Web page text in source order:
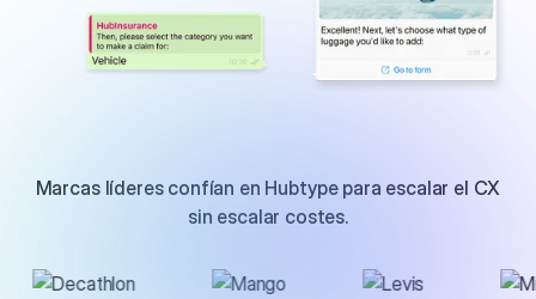
Marcas líderes confían en Hubtype para escalar el CX
sin escalar costes.